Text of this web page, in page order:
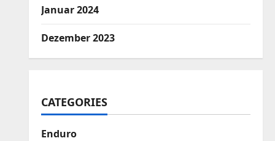
Januar 2024
Dezember 2023
CATEGORIES
Enduro